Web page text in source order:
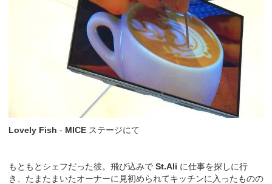
Lovely Fish - MICE ステージにて
もともとシェフだった彼。飛び込みで St.Ali に仕事を探しに行
き、たまたまいたオーナーに見初められてキッチンに入ったものの